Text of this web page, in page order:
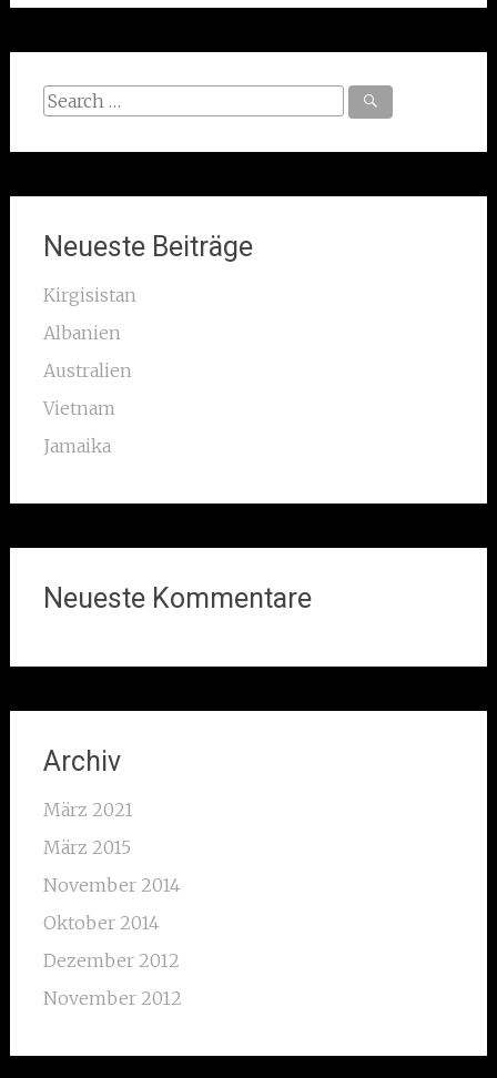
Search
Neueste Beiträge
Kirgisistan
Albanien
Australien
Vietnam
Jamaika
Neueste Kommentare
Archiv
März 2021
März 2015
November 2014
Oktober 2014
Dezember 2012
November 2012